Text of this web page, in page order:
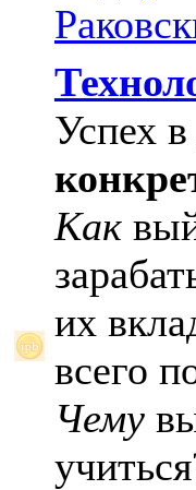
Успех
Как
их
всего
Чему